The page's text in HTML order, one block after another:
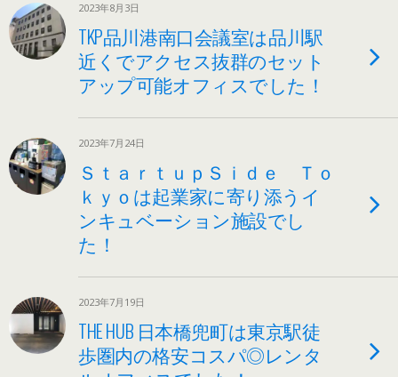
2023年8月3日
TKP品川港南口会議室は品川駅
近くでアクセス抜群のセット
アップ可能オフィスでした！
2023年7月24日
ＳｔａｒｔｕｐＳｉｄｅ Ｔｏ
ｋｙｏは起業家に寄り添うイ
ンキュベーション施設でし
た！
2023年7月19日
THE HUB 日本橋兜町は東京駅徒
歩圏内の格安コスパ◎レンタ